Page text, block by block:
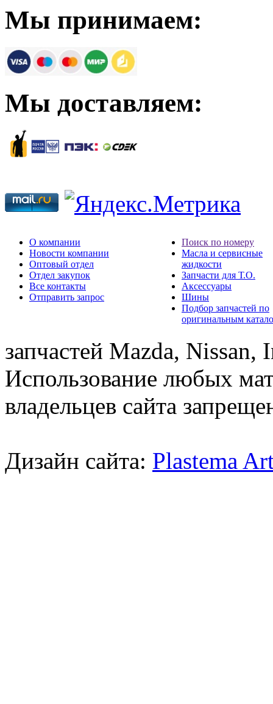
Мы принимаем:
Мы доставляем:
О компании
Новости компании
Оптовый отдел
Отдел закупок
Все контакты
Отправить запрос
Поиск по номеру
Масла и сервисные
жидкости
Запчасти для Т.О.
Аксессуары
Шины
Подбор запчастей по
оригинальным
запчастей Mazda,
Использование любых
владельцев сайта
Дизайн сайта: Plastema